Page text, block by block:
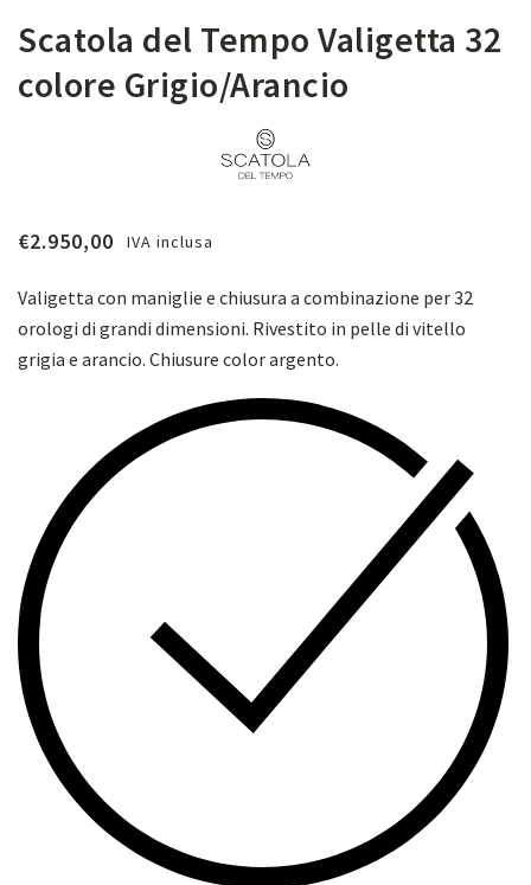
Scatola del Tempo Valigetta 32
colore Grigio/Arancio
€2.950,00 IVA inclusa
Valigetta con maniglie e chiusura a combinazione per 32
orologi di grandi dimensioni. Rivestito in pelle di vitello
grigia e arancio. Chiusure color argento.